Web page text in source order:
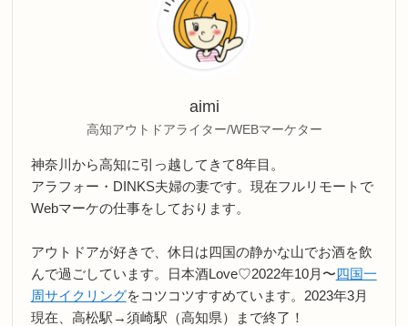
aimi
高知アウトドアライター/WEBマーケター
神奈川から高知に引っ越してきて8年目。
アラフォー・DINKS夫婦の妻です。現在フルリモートで
Webマーケの仕事をしております。
アウトドアが好きで、休日は四国の静かな山でお酒を飲
んで過ごしています。日本酒Love♡2022年10月〜四国一
周サイクリングをコツコツすすめています。2023年3月
現在、高松駅→須崎駅（高知県）まで終了！